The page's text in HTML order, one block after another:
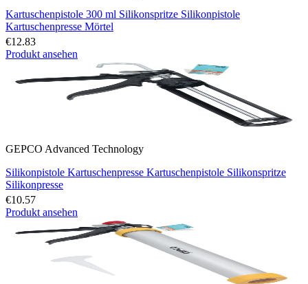
Kartuschenpistole 300 ml Silikonspritze Silikonpistole
Kartuschenpresse Mörtel
€12.83
Produkt ansehen
GEPCO Advanced Technology
Silikonpistole Kartuschenpresse Kartuschenpistole Silikonspritze
Silikonpresse
€10.57
Produkt ansehen